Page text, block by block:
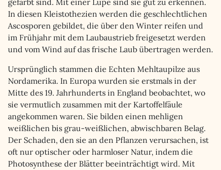
gefärbt sind. Mit einer Lupe sind sie gut zu erkennen.
In diesen Kleistothezien werden die geschlechtlichen
Ascosporen gebildet, die über den Winter reifen und
im Frühjahr mit dem Laubaustrieb freigesetzt werden
und vom Wind auf das frische Laub übertragen werden.
Ursprünglich stammen die Echten Mehltaupilze aus
Nordamerika. In Europa wurden sie erstmals in der
Mitte des 19. Jahrhunderts in England beobachtet, wo
sie vermutlich zusammen mit der Kartoffelfäule
angekommen waren. Sie bilden einen mehligen
weißlichen bis grau-weißlichen, abwischbaren Belag.
Der Schaden, den sie an den Pflanzen verursachen, ist
oft nur optischer oder harmloser Natur, indem die
Photosynthese der Blätter beeinträchtigt wird. Mit